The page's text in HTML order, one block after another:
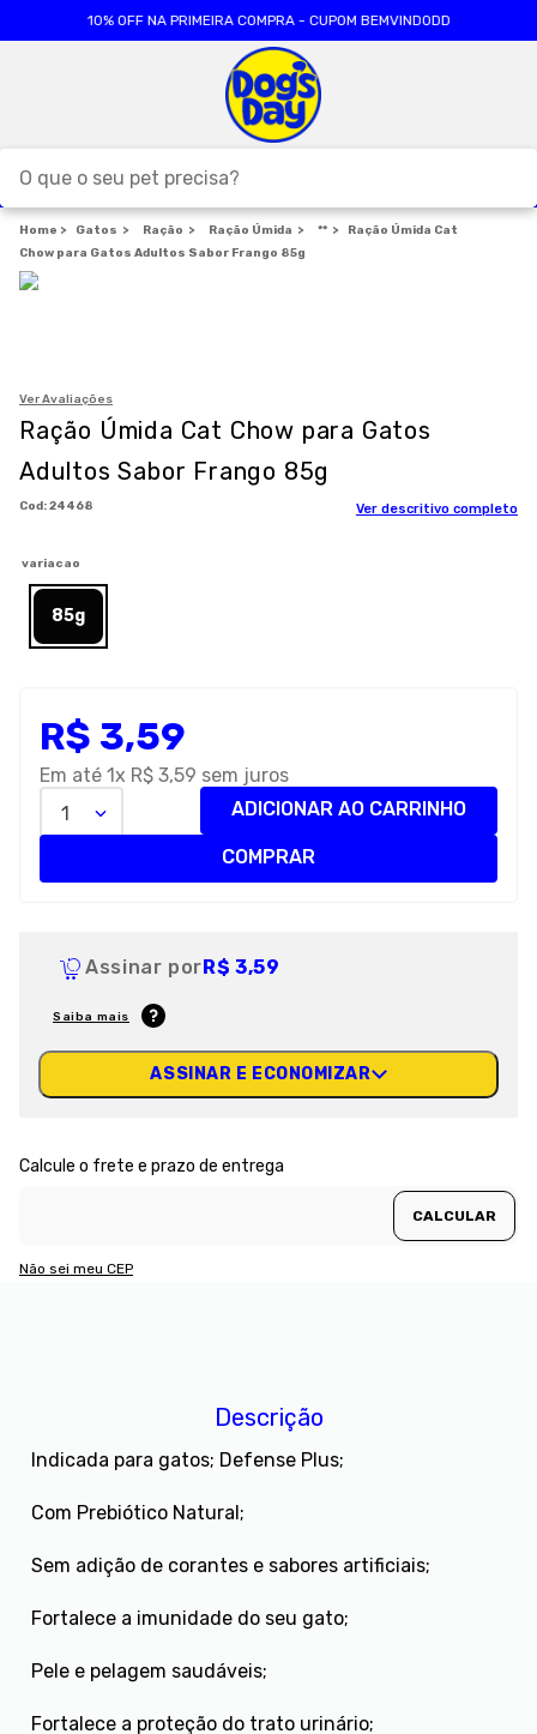
10% OFF NA PRIMEIRA COMPRA - CUPOM BEMVINDODD
Gatos Ração Ração Úmida **
Ração Úmida Cat
Chow para Gatos Adultos Sabor Frango 85g
Ver Avaliações
Ração Úmida Cat Chow para Gatos
Adultos Sabor Frango 85g
:24468 Ver descritivo completo
variacao
85g
R$ 3,59
Em até 1x R$ 3,59 sem juros
1
ADICIONAR AO CARRINHO
COMPRAR
Assinar porR$ 3,59
Saiba mais
ASSINAR E ECONOMIZAR
Não sei meu CEP
Descrição
Indicada para gatos; Defense Plus;
Com Prebiótico Natural;
Sem adição de corantes e sabores artificiais;
Fortalece a imunidade do seu gato;
Pele e pelagem saudáveis;
Fortalece a proteção do trato urinário;
TERMOS MAIS BUSCADOS
5º
formula natural
6
areia